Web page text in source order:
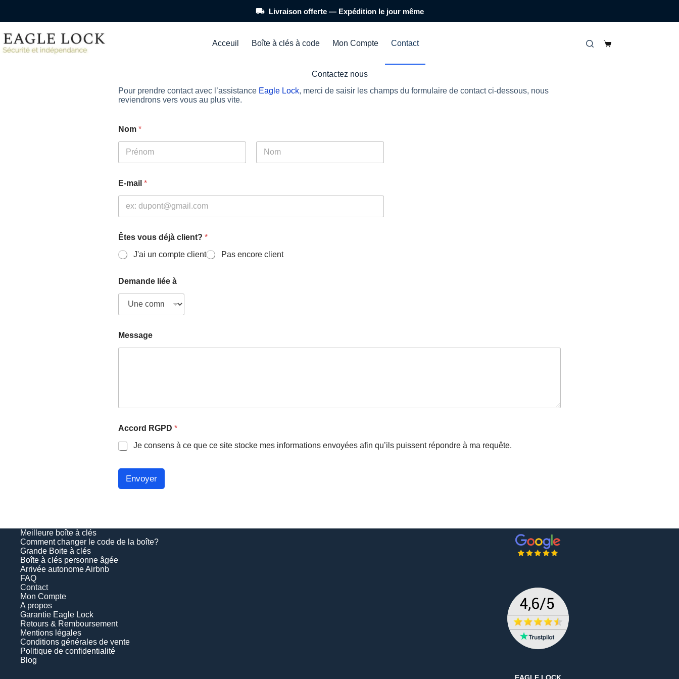
Livraison offerte — Expédition le jour même
Acceuil Boîte à clés à code Mon Compte Contact
Contactez nous
Pour prendre contact avec l’assistance Eagle Lock, merci de saisir les champs du formulaire de contact ci-dessous, nous
reviendrons vers vous au plus vite.
Nom *
E-mail *
Êtes vous déjà client? *
J'ai un compte client
Pas encore client
Demande liée à
Message
Accord RGPD *
Je consens à ce que ce site stocke mes informations envoyées afin qu’ils puissent répondre à ma requête.
Envoyer
Meilleure boîte à clés
Comment changer le code de la boîte?
Grande Boite à clés
Boîte à clés personne âgée
Arrivée autonome Airbnb
FAQ
Contact
Mon Compte
A propos
Garantie Eagle Lock
Retours & Remboursement
Mentions légales
Conditions générales de vente
Politique de confidentialité
Blog
EAGLE LOCK